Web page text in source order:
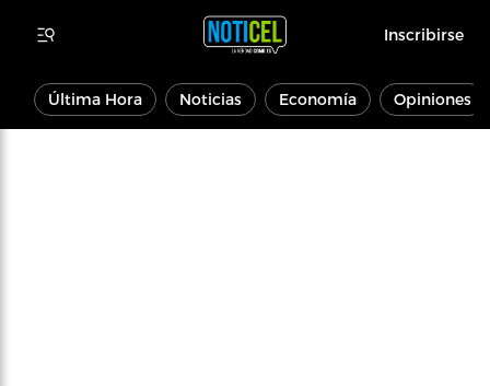
Inscribirse
Última Hora Noticias Economía Opiniones